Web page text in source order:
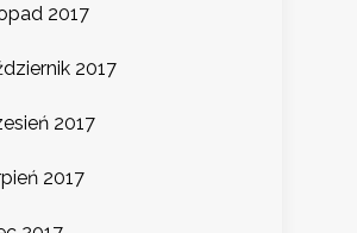
2017
2017
2017
2017